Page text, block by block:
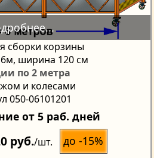
сборки корзины
6м, ширина 120 см
по 2 метра
и колесами
050-06101201
от 5 раб. дней
руб./шт. до -15%